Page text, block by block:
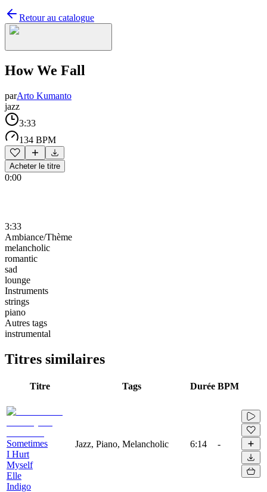
Retour au catalogue
How We Fall
parArto Kumanto
jazz
3:33
134 BPM
Acheter le titre
0:00
3:33
Ambiance/Thème
melancholic
romantic
sad
lounge
Instruments
strings
piano
Autres tags
instrumental
Titres similaires
Titre Tags Durée BPM
Sometimes
I Hurt
Myself
Elle
Indigo
Jazz, Piano, Melancholic 6:14 -